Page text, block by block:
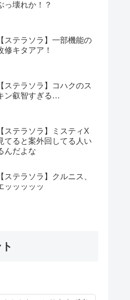
っ壊れか！？
【ステラソラ】一部機能の
修キタアア！
【ステラソラ】コハクのス
ン叡智すぎる…
【ステラソラ】ミスティX
てると案外回してる人い
んだよな
【ステラソラ】クルニス、
ッッッッッ